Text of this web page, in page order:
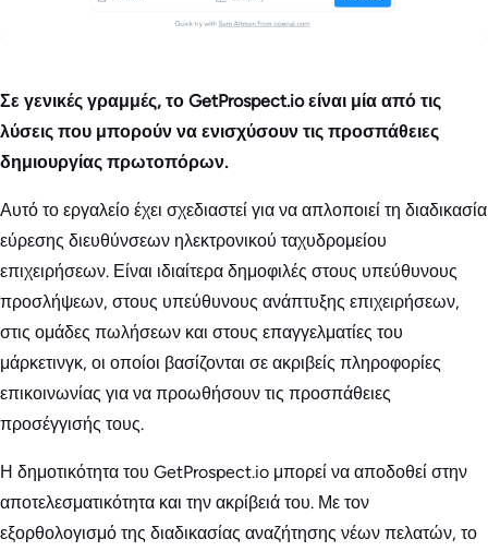
Σε γενικές γραμμές, το GetProspect.io είναι μία από τις
λύσεις που μπορούν να ενισχύσουν τις προσπάθειες
δημιουργίας πρωτοπόρων.
Αυτό το εργαλείο έχει σχεδιαστεί για να απλοποιεί τη διαδικασία
εύρεσης διευθύνσεων ηλεκτρονικού ταχυδρομείου
επιχειρήσεων. Είναι ιδιαίτερα δημοφιλές στους υπεύθυνους
προσλήψεων, στους υπεύθυνους ανάπτυξης επιχειρήσεων,
στις ομάδες πωλήσεων και στους επαγγελματίες του
μάρκετινγκ, οι οποίοι βασίζονται σε ακριβείς πληροφορίες
επικοινωνίας για να προωθήσουν τις προσπάθειες
προσέγγισής τους.
Η δημοτικότητα του GetProspect.io μπορεί να αποδοθεί στην
αποτελεσματικότητα και την ακρίβειά του. Με τον
εξορθολογισμό της διαδικασίας αναζήτησης νέων πελατών, το